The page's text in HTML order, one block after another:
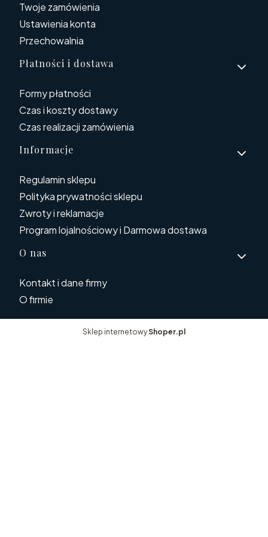
Twoje zamówienia
Ustawienia konta
Przechowalnia
Płatności i dostawa
Formy płatności
Czas i koszty dostawy
Czas realizacji zamówienia
Informacje
Regulamin sklepu
Polityka prywatności sklepu
Zwroty i reklamacje
Program lojalnościowy i Darmowa dostawa
O nas
Kontakt i dane firmy
O firmie
Sklep internetowyShoper.pl